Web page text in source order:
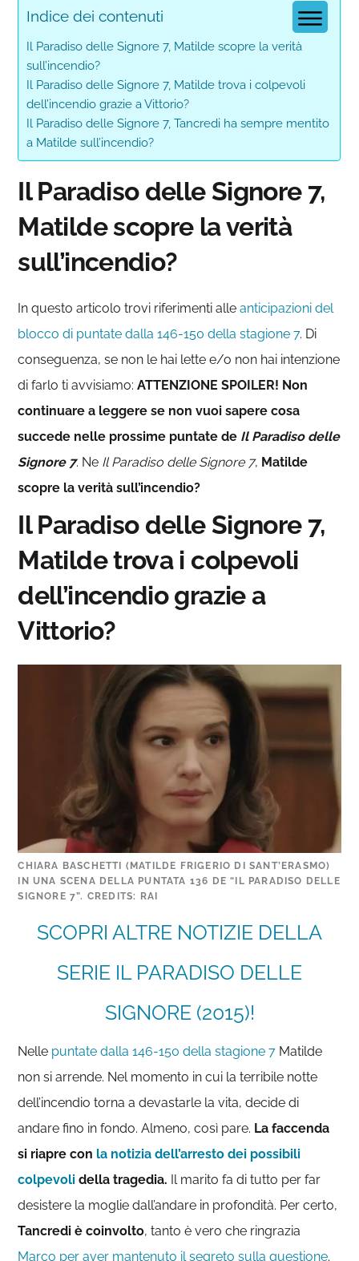
Indice dei contenuti
Il Paradiso delle Signore 7, Matilde scopre la verità
sull’incendio?
Il Paradiso delle Signore 7, Matilde trova i colpevoli
dell’incendio grazie a Vittorio?
Il Paradiso delle Signore 7, Tancredi ha sempre mentito
a Matilde sull’incendio?
Il Paradiso delle Signore 7,
Matilde scopre la verità
sull’incendio?
In questo articolo trovi riferimenti alleanticipazioni del
blocco di puntate dalla 146-150 della stagione 7. Di
conseguenza, se non le hai lette e/o non hai intenzione
di farlo ti avvisiamo:ATTENZIONE SPOILER! Non
continuare a leggere se non vuoi sapere cosa
succede nelle prossime puntate de Il Paradiso delle
Signore 7. Ne Il Paradiso delle Signore 7, Matilde
scopre la verità sull’incendio?
Il Paradiso delle Signore 7,
Matilde trova i colpevoli
dell’incendio grazie a
Vittorio?
CHIARA BASCHETTI (MATILDE FRIGERIO DI SANT’ERASMO)
IN UNA SCENA DELLA PUNTATA 136 DE “IL PARADISO DELLE
SIGNORE 7”. CREDITS: RAI
SCOPRI ALTRE NOTIZIE DELLA
SERIE IL PARADISO DELLE
SIGNORE (2015)!
Nelle puntate dalla 146-150 della stagione 7 Matilde
non si arrende. Nel momento in cui la terribile notte
dell’incendio torna a devastarle la vita, decide di
andare fino in fondo. Almeno, così pare. La faccenda
si riapre con la notizia dell’arresto dei possibili
colpevoli della tragedia. Il marito fa di tutto per far
desistere la moglie dall’andare in profondità. Per certo,
Tancredi è coinvolto, tanto è vero che ringrazia
Marco per aver mantenuto il segreto sulla questione.